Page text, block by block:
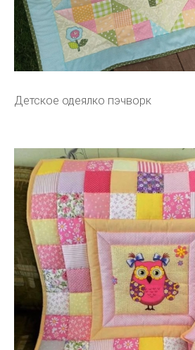
Детское одеялко пэчворк